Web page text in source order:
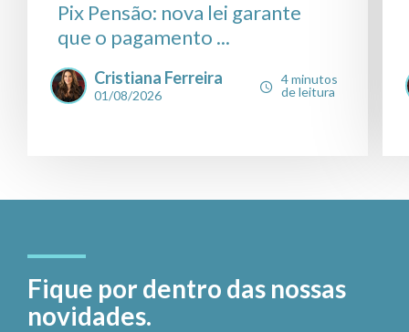
Pix Pensão: nova lei garante
que o pagamento ...
Cristiana Ferreira
01/08/2026
4 minutos
de leitura
Fique por dentro das nossas
novidades.